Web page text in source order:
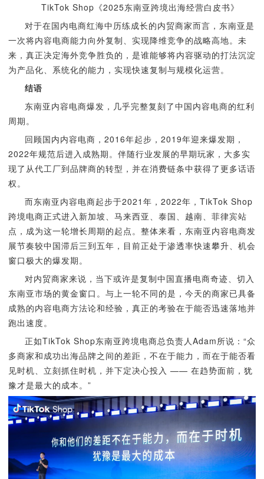
TikTok Shop《2025东南亚跨境出海经营白皮书》
对于在国内电商红海中历练成长的内贸商家而言，东南亚是
一次将内容电商能力向外复制、实现降维竞争的战略高地。未
来，真正决定海外竞争胜负的，是谁能够将内容驱动的打法沉淀
为产品化、系统化的能力，实现快速复制与规模化运营。
结语
东南亚内容电商爆发，几乎完整复刻了中国内容电商的红利
周期。
回顾国内内容电商，2016年起步，2019年迎来爆发期，
2022年规范后进入成熟期。伴随行业发展的早期玩家，大多实
现了从代工厂到品牌商的转型，并在消费链条中获得了更多话语
权。
而东南亚内容电商起步于2021年，2022年，TikTok Shop
跨境电商正式进入新加坡、马来西亚、泰国、越南、菲律宾站
点，成为这一轮增长周期的起点。整体来看，东南亚内容电商发
展节奏较中国滞后三到五年，目前正处于渗透率快速攀升、机会
窗口极大的爆发期。
对内贸商家来说，当下或许是复制中国直播电商奇迹、切入
东南亚市场的黄金窗口。与上一轮不同的是，今天的商家已具备
成熟的内容电商方法论和经验，真正的考验在于能否迅速落地并
跑出速度。
正如TikTok Shop东南亚跨境电商总负责人Adam所说：“众
多商家和成功出海品牌之间的差距，不在于能力，而在于能否看
见时机、立刻抓住时机，并下定决心投入 —— 在趋势面前，犹
豫才是最大的成本。”